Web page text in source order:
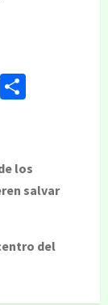
Email
los
salvar
del